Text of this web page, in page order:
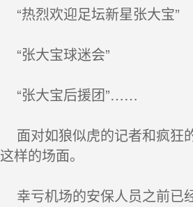
“热烈欢迎足坛新星张大宝”
“张大宝球迷会”
“张大宝后援团”……
面对如狼似虎的记者和疯狂
这样的场面。
幸亏机场的安保人员之前已